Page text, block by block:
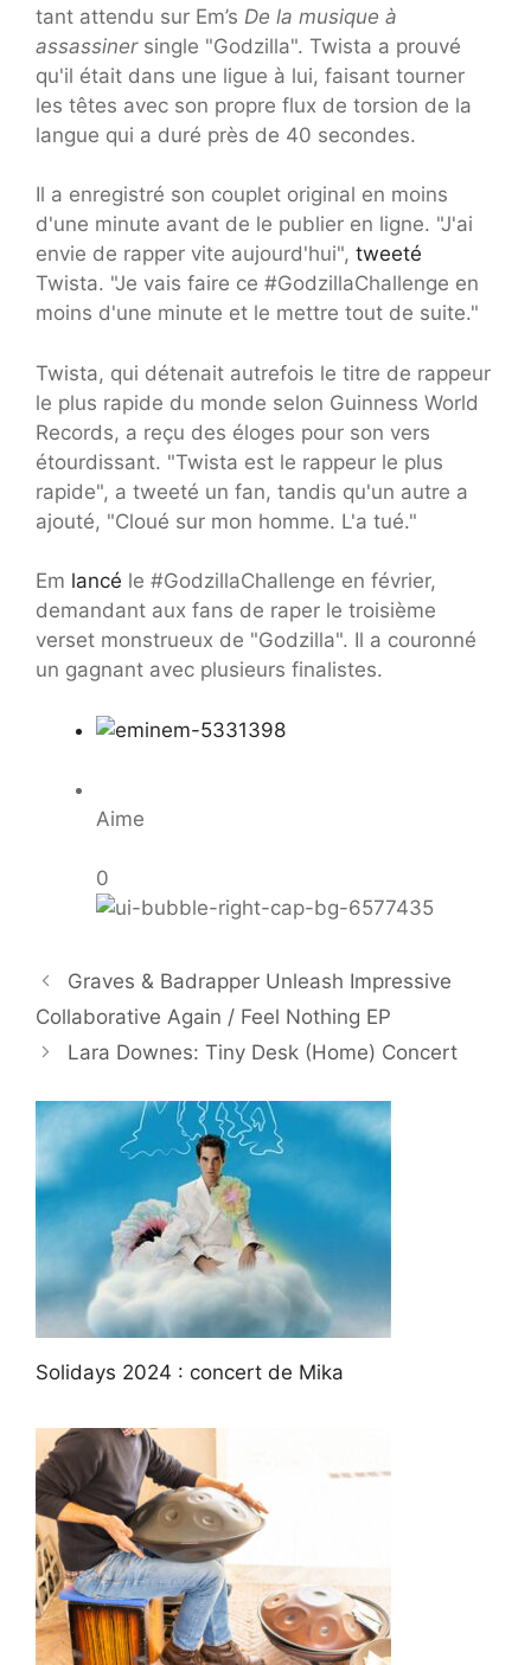
tant attendu sur Em’s De la musique à
assassinersingle "Godzilla". Twista a prouvé
qu'il était dans une ligue à lui, faisant tourner
les têtes avec son propre flux de torsion de la
langue qui a duré près de 40 secondes.
Il a enregistré son couplet original en moins
d'une minute avant de le publier en ligne. "J'ai
envie de rapper vite aujourd'hui", tweeté
Twista. "Je vais faire ce #GodzillaChallenge en
moins d'une minute et le mettre tout de suite."
Twista, qui détenait autrefois le titre de rappeur
le plus rapide du monde selon Guinness World
Records, a reçu des éloges pour son vers
étourdissant. "Twista est le rappeur le plus
rapide", a tweeté un fan, tandis qu'un autre a
ajouté, "Cloué sur mon homme. L'a tué."
Em lancé le #GodzillaChallenge en février,
demandant aux fans de raper le troisième
verset monstrueux de "Godzilla". Il a couronné
un gagnant avec plusieurs finalistes.
Aime
0
Graves & Badrapper Unleash Impressive
Collaborative Again / Feel Nothing EP
Lara Downes: Tiny Desk (Home) Concert
Solidays 2024 : concert de Mika